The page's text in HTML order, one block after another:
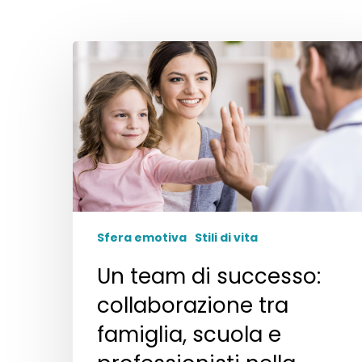
Sfera emotiva Stili di vita
Un team di successo:
collaborazione tra
famiglia, scuola e